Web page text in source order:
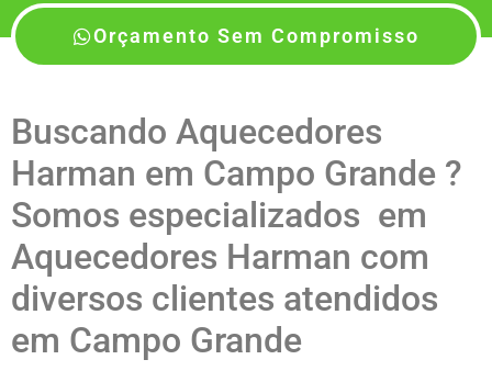
Orçamento Sem Compromisso
Buscando Aquecedores
Harman em Campo Grande ?
Somos especializados em
Aquecedores Harman com
diversos clientes atendidos
em Campo Grande